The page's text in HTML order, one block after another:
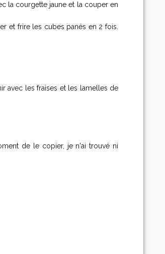
la courgette jaune et la couper en
et frire les cubes panés en 2 fois.
avec les fraises et les lamelles de
de le copier, je n'ai trouvé ni